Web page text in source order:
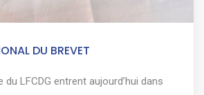
DU BREVET
du LFCDG entrent aujourd’hui dans